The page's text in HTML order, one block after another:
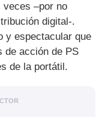
veces –por no
digital-.
y espectacular que
de acción de PS
de la portátil.